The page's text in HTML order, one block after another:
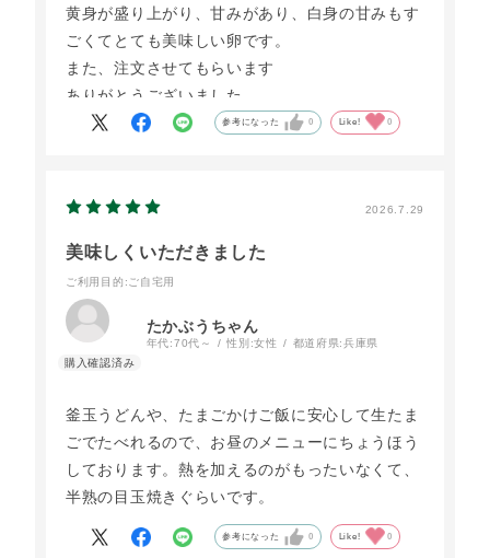
黄身が盛り上がり、甘みがあり、白身の甘みもす
ごくてとても美味しい卵です。
また、注文させてもらいます
ありがとうございました。
参考になった 0 Like! 0
2026.7.29
美味しくいただきました
ご利用目的 :ご自宅用
たかぶうちゃん
年代:70代～ 性別:女性 都道府県:兵庫県
釜玉うどんや、たまごかけご飯に安心して生たま
ごでたべれるので、お昼のメニューにちょうほう
しております。熱を加えるのがもったいなくて、
半熟の目玉焼きぐらいです。
参考になった 0 Like! 0